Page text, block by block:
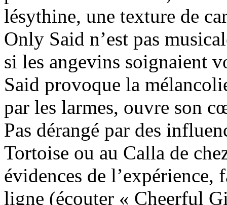
lésythine, une texture de
Only Said n’est pas
si les angevins soignaient
Said provoque la
par les larmes, ouvre son
Pas dérangé par des
Tortoise ou au Calla de
évidences de l’expérience,
ligne (écouter « Cheerful